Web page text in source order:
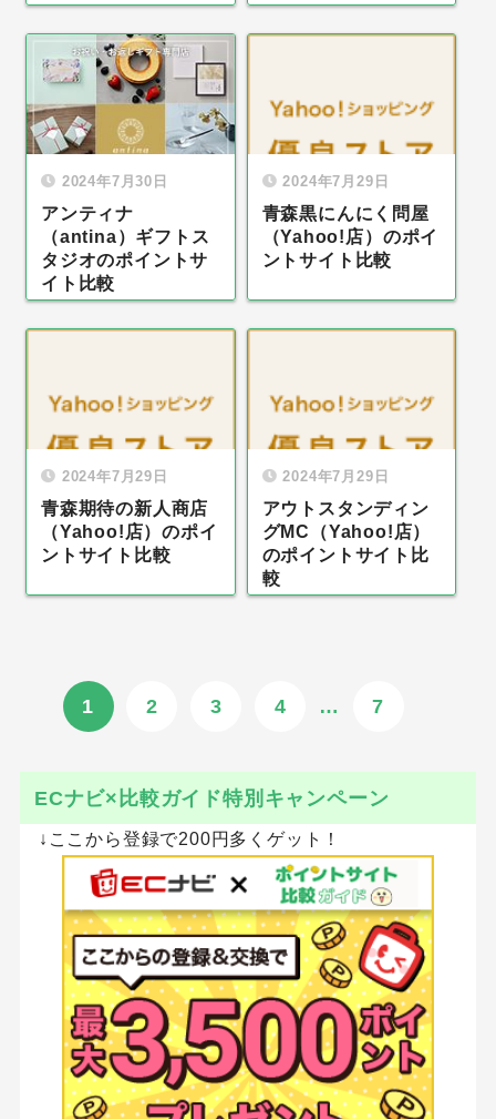
2024年7月30日
アンティナ
（antina）ギフトス
タジオのポイントサ
イト比較
2024年7月29日
青森黒にんにく問屋
（Yahoo!店）のポイ
ントサイト比較
2024年7月29日
青森期待の新人商店
（Yahoo!店）のポイ
ントサイト比較
2024年7月29日
アウトスタンディン
グMC（Yahoo!店）
のポイントサイト比
較
1 2 3 4 … 7
ECナビ×比較ガイド特別キャンペーン
↓ここから登録で200円多くゲット！